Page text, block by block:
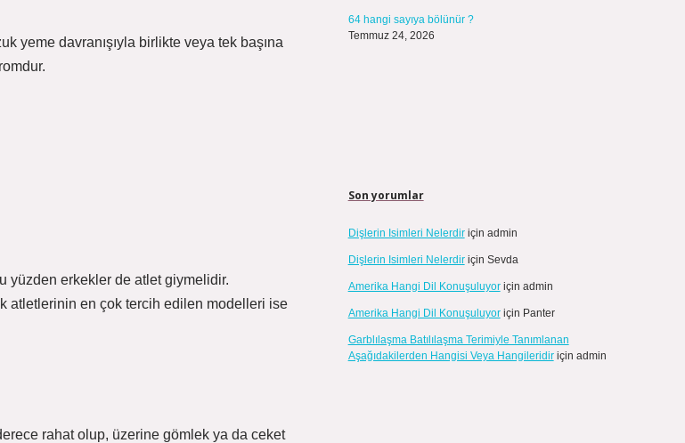
yeme davranışıyla birlikte veya tek başına
yüzden erkekler de atlet giymelidir.
atletlerinin en çok tercih edilen modelleri ise
rahat olup, üzerine gömlek ya da ceket
64 hangi sayıya bölünür ?
Temmuz 24, 2026
Son yorumlar
Dişlerin Isimleri Nelerdiriçin admin
Dişlerin Isimleri Nelerdiriçin Sevda
Amerika Hangi Dil Konuşuluyoriçin admin
Amerika Hangi Dil Konuşuluyoriçin Panter
Garblılaşma Batılılaşma Terimiyle Tanımlanan
Aşağıdakilerden Hangisi Veya Hangileridiriçin admin